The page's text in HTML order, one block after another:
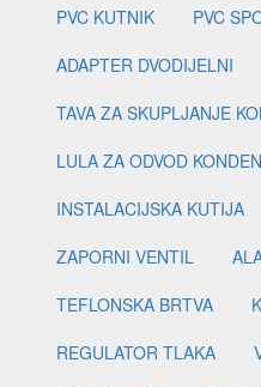
PVC KUTNIK
PVC
ADAPTER DVODIJELNI
TAVA ZA SKUPLJANJE
LULA ZA ODVOD
INSTALACIJSKA KUTIJA
ZAPORNI VENTIL
TEFLONSKA BRTVA
REGULATOR TLAKA